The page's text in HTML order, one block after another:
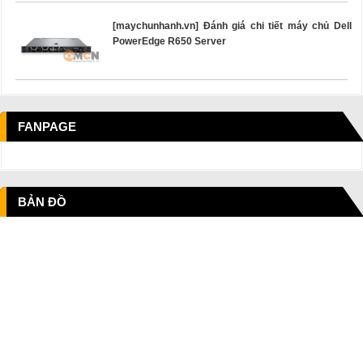
[maychunhanh.vn] Đánh giá chi tiết máy chủ Dell
PowerEdge R650 Server
FANPAGE
BẢN ĐỒ